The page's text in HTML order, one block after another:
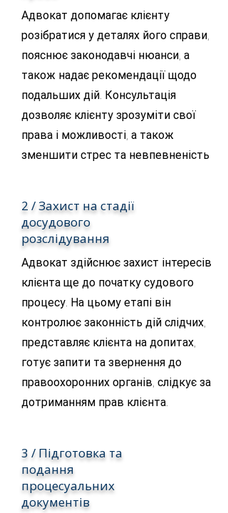
Адвокат допомагає клієнту
розібратися у деталях його справи,
пояснює законодавчі нюанси, а
також надає рекомендації щодо
подальших дій. Консультація
дозволяє клієнту зрозуміти свої
права і можливості, а також
зменшити стрес та невпевненість
2 / Захист на стадії
досудового
розслідування
Адвокат здійснює захист інтересів
клієнта ще до початку судового
процесу. На цьому етапі він
контролює законність дій слідчих,
представляє клієнта на допитах,
готує запити та звернення до
правоохоронних органів, слідкує за
дотриманням прав клієнта.
3 / Підготовка та
подання
процесуальних
документів